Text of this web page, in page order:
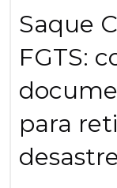
Saque
FGTS:
para